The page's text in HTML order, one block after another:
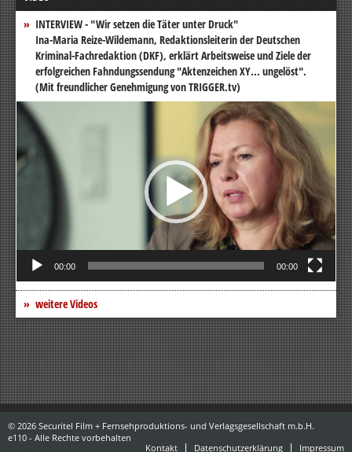
INTERVIEW - "Wir setzen die Täter unter Druck"
Ina-Maria Reize-Wildemann, Redaktionsleiterin der Deutschen
Kriminal-Fachredaktion (DKF), erklärt Arbeitsweise und Ziele der
erfolgreichen Fahndungssendung "Aktenzeichen XY... ungelöst".
(Mit freundlicher Genehmigung von TRIGGER.tv)
Video-
Player
00:00 00:00
weitere Videos
© 2026 Securitel Film + Fernsehproduktions- und Verlagsgesellschaft m.b.H.
e110 - Alle Rechte vorbehalten
Kontakt
Datenschutzerklärung Impressum